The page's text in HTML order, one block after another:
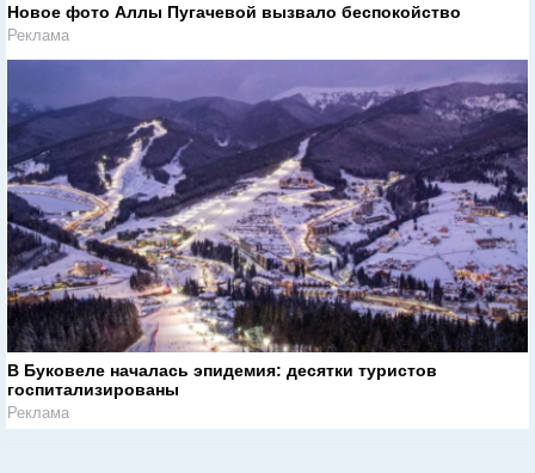
Новое фото Аллы Пугачевой вызвало беспокойство
Реклама
В Буковеле началась эпидемия: десятки туристов
госпитализированы
Реклама